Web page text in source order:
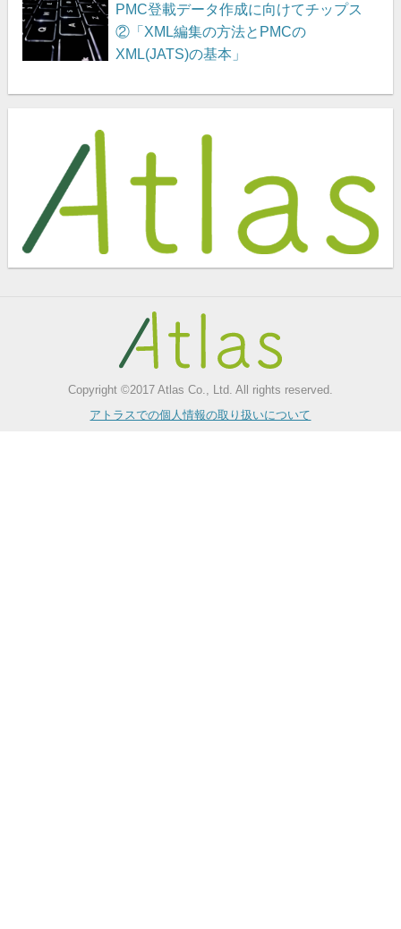
PMC登載データ作成に向けてチップス
②「XML編集の方法とPMCの
XML(JATS)の基本」
Copyright ©2017 Atlas Co., Ltd. All rights reserved.
アトラスでの個人情報の取り扱いについて